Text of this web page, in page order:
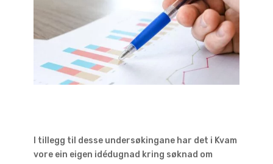
I tillegg til desse undersøkingane har det i Kvam
vore ein eigen idédugnad kring søknad om